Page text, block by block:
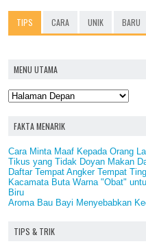
TIPS CARA UNIK BARU
MENU UTAMA
FAKTA MENARIK
Cara Minta Maaf Kepada Orang
Tikus yang Tidak Doyan Makan
Daftar Tempat Angker Tempat
Kacamata Buta Warna "Obat"
Biru
Aroma Bau Bayi Menyebabkan
TIPS & TRIK